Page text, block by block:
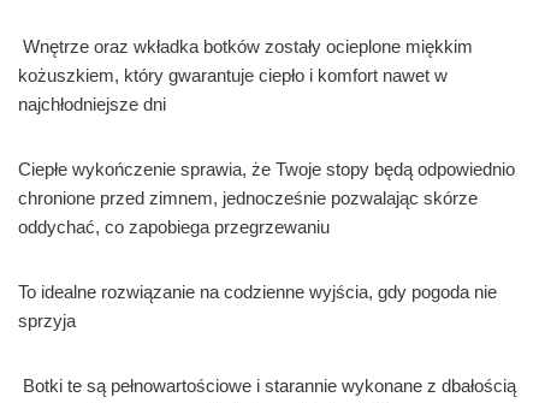
Wnętrze oraz wkładka botków zostały ocieplone miękkim
kożuszkiem, który gwarantuje ciepło i komfort nawet w
najchłodniejsze dni
Ciepłe wykończenie sprawia, że Twoje stopy będą odpowiednio
chronione przed zimnem, jednocześnie pozwalając skórze
oddychać, co zapobiega przegrzewaniu
To idealne rozwiązanie na codzienne wyjścia, gdy pogoda nie
sprzyja
Botki te są pełnowartościowe i starannie wykonane z dbałością